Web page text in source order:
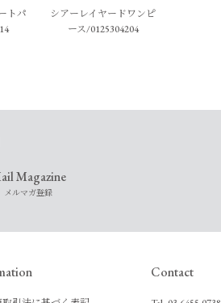
トパ
シアーレイヤードワンピ
ース/0125304204
Magazine
メルマガ登録
Contact